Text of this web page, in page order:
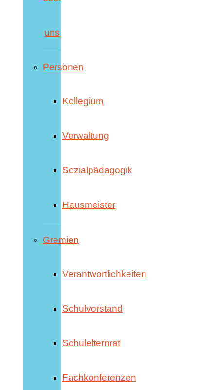
uns
Personen
Kollegium
Verwaltung
Sozialpädagogik
Hausmeister
Gremien
Verantwortlichkeiten
Schulvorstand
Schulelternrat
Fachkonferenzen